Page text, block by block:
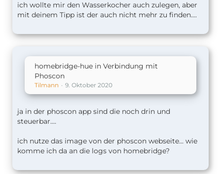
ich wollte mir den Wasserkocher auch zulegen, aber
mit deinem Tipp ist der auch nicht mehr zu finden....
homebridge-hue in Verbindung mit
Phoscon
Tilmann 9. Oktober 2020
ja in der phoscon app sind die noch drin und
steuerbar....
ich nutze das image von der phoscon webseite... wie
komme ich da an die logs von homebridge?